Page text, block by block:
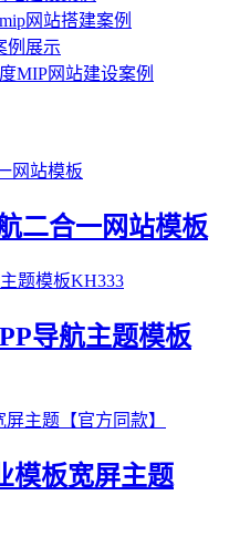
网站搭建案例
例展示
MIP网站建设案例
二合一网站模板
导航主题模板
模板宽屏主题